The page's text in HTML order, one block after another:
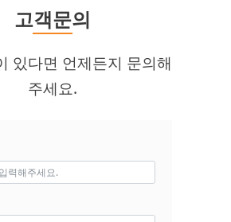
고객문의
있다면 언제든지 문의해
주세요.